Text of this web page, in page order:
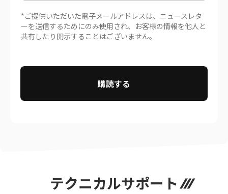
*ご提供いただいた電子メールアドレスは、ニュースレタ
ーを送信するためにのみ使用され、お客様の情報を他人と
共有したり開示することはございません。
購読する
テクニカルサポート